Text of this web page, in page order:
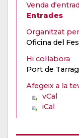
Venda
Entrades
Organitzat per
Oficina del
Hi col·labora
Port de
Afegeix a la
vCal
iCal